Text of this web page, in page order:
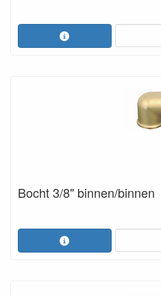
Bocht 3/8" binnen/binnen